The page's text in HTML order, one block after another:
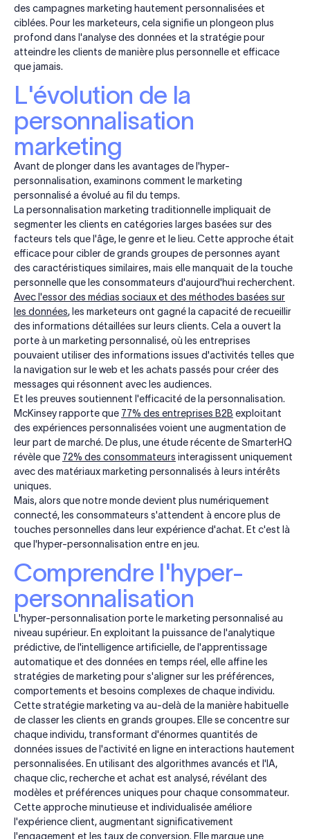
des campagnes marketing hautement personnalisées et
ciblées. Pour les marketeurs, cela signifie un plongeon plus
profond dans l'analyse des données et la stratégie pour
atteindre les clients de manière plus personnelle et efficace
que jamais.
L'évolution de la
personnalisation
marketing
Avant de plonger dans les avantages de l'hyper-
personnalisation, examinons comment le marketing
personnalisé a évolué au fil du temps.
La personnalisation marketing traditionnelle impliquait de
segmenter les clients en catégories larges basées sur des
facteurs tels que l'âge, le genre et le lieu. Cette approche était
efficace pour cibler de grands groupes de personnes ayant
des caractéristiques similaires, mais elle manquait de la touche
personnelle que les consommateurs d'aujourd'hui recherchent.
Avec l'essor des médias sociaux et des méthodes basées sur
les données, les marketeurs ont gagné la capacité de recueillir
des informations détaillées sur leurs clients. Cela a ouvert la
porte à un marketing personnalisé, où les entreprises
pouvaient utiliser des informations issues d'activités telles que
la navigation sur le web et les achats passés pour créer des
messages qui résonnent avec les audiences.
Et les preuves soutiennent l'efficacité de la personnalisation.
McKinsey rapporte que 77% des entreprises B2B exploitant
des expériences personnalisées voient une augmentation de
leur part de marché. De plus, une étude récente de SmarterHQ
révèle que 72% des consommateurs interagissent uniquement
avec des matériaux marketing personnalisés à leurs intérêts
uniques.
Mais, alors que notre monde devient plus numériquement
connecté, les consommateurs s'attendent à encore plus de
touches personnelles dans leur expérience d'achat. Et c'est là
que l'hyper-personnalisation entre en jeu.
Comprendre l'hyper-
personnalisation
L'hyper-personnalisation porte le marketing personnalisé au
niveau supérieur. En exploitant la puissance de l'analytique
prédictive, de l'intelligence artificielle, de l'apprentissage
automatique et des données en temps réel, elle affine les
stratégies de marketing pour s'aligner sur les préférences,
comportements et besoins complexes de chaque individu.
Cette stratégie marketing va au-delà de la manière habituelle
de classer les clients en grands groupes. Elle se concentre sur
chaque individu, transformant d'énormes quantités de
données issues de l'activité en ligne en interactions hautement
personnalisées. En utilisant des algorithmes avancés et l'IA,
chaque clic, recherche et achat est analysé, révélant des
modèles et préférences uniques pour chaque consommateur.
Cette approche minutieuse et individualisée améliore
l'expérience client, augmentant significativement
l'engagement et les taux de conversion. Elle marque une